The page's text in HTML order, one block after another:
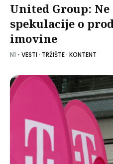
United Group:
spekulacije o
imovine
N1 • VESTI· TRŽIŠTE· KONTENT